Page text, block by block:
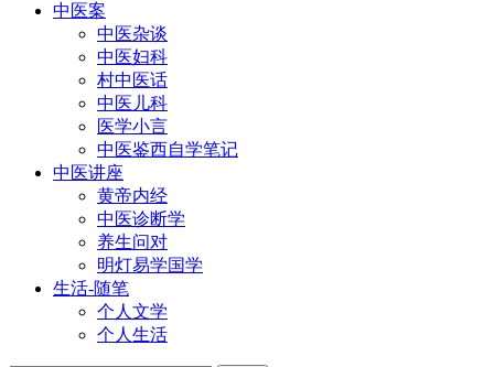
中医案
中医杂谈
中医妇科
村中医话
中医儿科
医学小言
中医鉴西自学笔记
中医讲座
黄帝内经
中医诊断学
养生问对
明灯易学国学
生活-随笔
个人文学
个人生活